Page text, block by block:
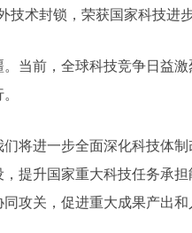
技术封锁，荣获国家科技进
当前，全球科技竞争日益
将进一步全面深化科技体
提升国家重大科技任务承
攻关，促进重大成果产出